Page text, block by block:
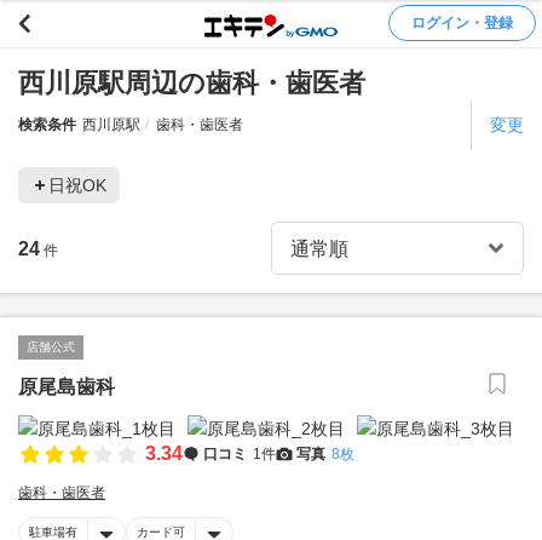
ログイン・登録
西川原駅周辺の歯科・歯医者
検索条件 西川原駅 歯科・歯医者 変更
日祝OK
24 件
店舗公式
原尾島歯科
3.34 口コミ 1件 写真 8枚
歯科・歯医者
駐車場有 カード可